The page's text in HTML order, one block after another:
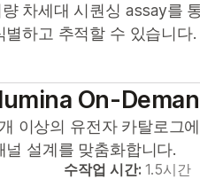
차세대 시퀀싱 assay를
하고 추적할 수 있습니다.
On-
이상의 유전자 카탈로그
설계를 맞춤화합니다.
수작업 시간:1.5시간